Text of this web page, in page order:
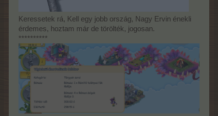
Keressetek rá, Kell egy jobb ország, Nagy Ervin énekli
érdemes, hoztam már de törölték, jogosan.
**********